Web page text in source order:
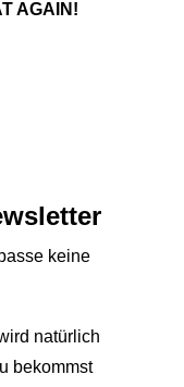
AGAIN!
keine
natürlich
bekommst